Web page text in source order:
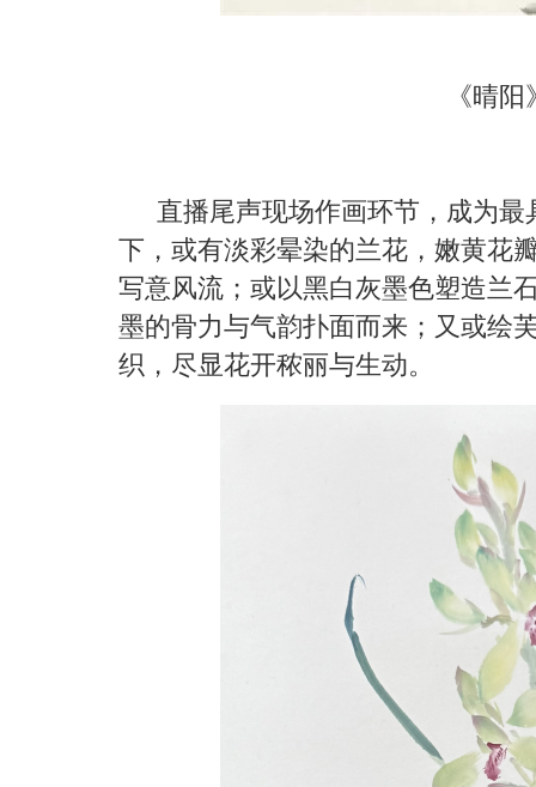
《晴阳
直播尾声现场作画环节，成为最
下，或有淡彩晕染的兰花，嫩黄花
写意风流；或以黑白灰墨色塑造兰
墨的骨力与气韵扑面而来；又或绘
织，尽显花开秾丽与生动。